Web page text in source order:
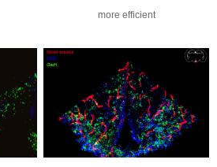
more efficient